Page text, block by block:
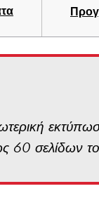
60 σελίδων